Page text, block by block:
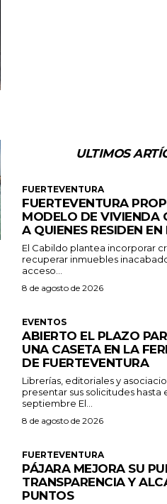
ULTIMOS
FUERTEVENTURA
FUERTEVENTURA
MODELO DE VIVIENDA
A QUIENES RESIDEN EN
El Cabildo plantea incorporar
recuperar inmuebles
acceso...
8 de agosto de 2026
EVENTOS
ABIERTO EL PLAZO
UNA CASETA EN LA
DE FUERTEVENTURA
Librerías, editoriales y
presentar sus solicitudes hasta
septiembre El...
8 de agosto de 2026
FUERTEVENTURA
PÁJARA MEJORA SU
TRANSPARENCIA Y
PUNTOS